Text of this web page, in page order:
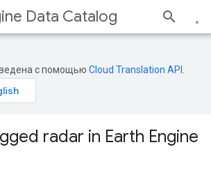
Data Catalog
с помощью Cloud Translation API
radar in Earth Engine